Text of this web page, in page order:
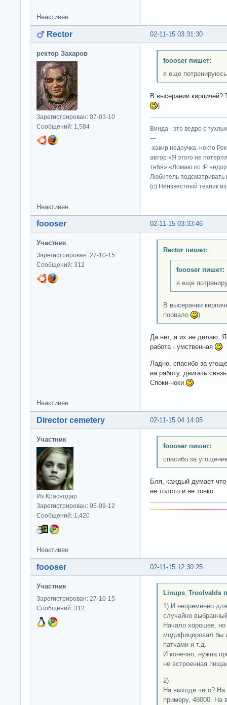
Неактивен
02-11-15 03:31:30
Rector
ректор Захаров
Зарегистрирован: 07-03-10
Сообщений: 1,584
foooser пишет:
я еще
В высерании кирпичей?
)
Винда - это ведро с
---
-хакир недоучка, некто
автор «Я этого не
тебя» «Ломаю по IP
Любитель подсматривать
(c) Неизвестный техник
Неактивен
02-11-15 03:33:46
foooser
Участник
Зарегистрирован: 27-10-15
Сообщений: 312
Rector пишет:
foooser пишет:
я еще
В высерании
порвало
)
Да нет, я их не делаю.
работа - умственная
Ладно, спасибо за
на работу, двигать
Споки-ноки
Неактивен
02-11-15 04:14:05
Director cemetery
Участник
Из Краснодар
Зарегистрирован: 05-09-12
Сообщений: 1,420
foooser пишет:
спасибо за
Бля, каждый думает
не толсто и не тонко.
Неактивен
02-11-15 12:30:25
foooser
Участник
Зарегистрирован: 27-10-15
Сообщений: 312
Linups_Troolvalds
1) И непременно
случайно
Начало хорошее,
модифицировал бы
патчами и т.д.
И конечно, нужна
не встроенная
2)
На выходе чего?
примеру, 48000. На